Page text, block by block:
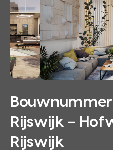
Bouwnummer
Rijswijk –
Rijswijk